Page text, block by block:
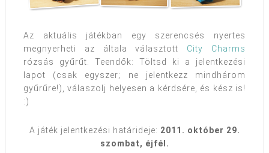
Az aktuális játékban egy szerencsés nyertes
megnyerheti az általa választott City Charms
rózsás gyűrűt. Teendők: Töltsd ki a jelentkezési
lapot (csak egyszer; ne jelentkezz mindhárom
gyűrűre!), válaszolj helyesen a kérdsére, és kész is!
:)
A játék jelentkezési határideje: 2011. október 29.
szombat, éjfél.